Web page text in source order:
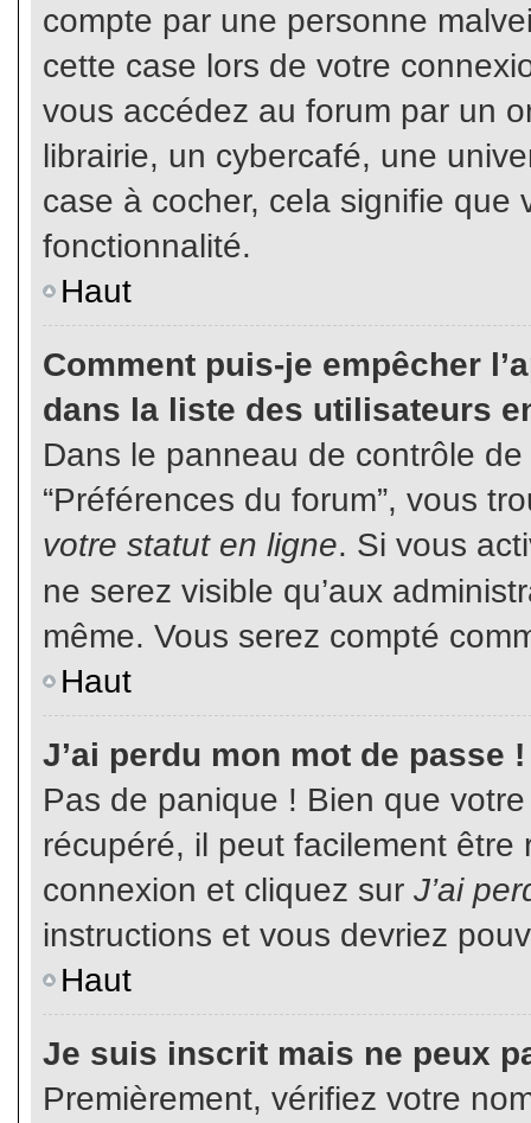
compte par une personne
cette case lors de votre
vous accédez au forum par un
librairie, un cybercafé, une
case à cocher, cela signifie que
fonctionnalité.
Haut
Comment puis-je empêcher
dans la liste des utilisateurs
Dans le panneau de contrôle
“Préférences du forum”, vous
votre statut en ligne. Si vous
ne serez visible qu’aux
même. Vous serez compté
Haut
J’ai perdu mon mot de passe !
Pas de panique ! Bien que
récupéré, il peut facilement
connexion et cliquez sur J’ai
instructions et vous devriez
Haut
Je suis inscrit mais ne peux
Premièrement, vérifiez votre